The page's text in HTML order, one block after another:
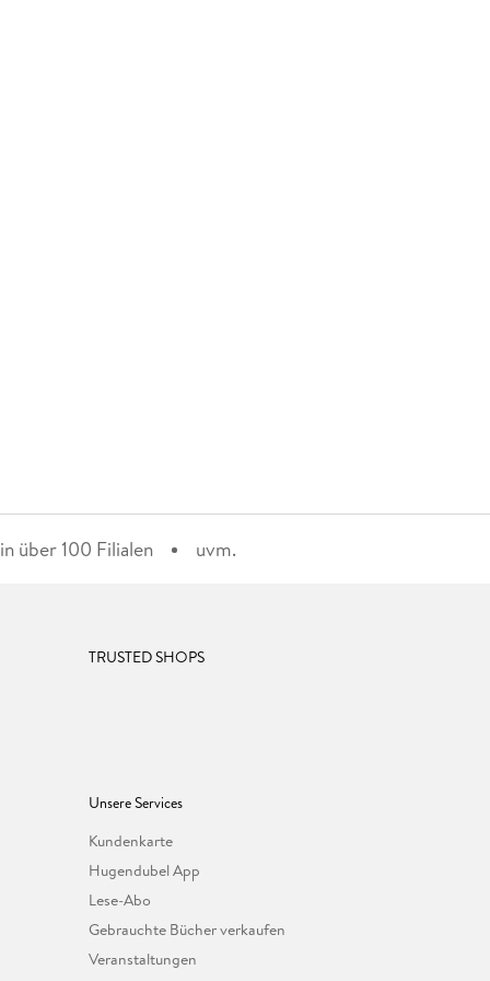
über 100 Filialen uvm.
TRUSTED SHOPS
Unsere Services
Kundenkarte
Hugendubel App
Lese-Abo
Gebrauchte Bücher verkaufen
Veranstaltungen